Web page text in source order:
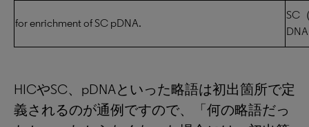
for enrichment of SC pDNA.
SC
HICやSC、pDNAといった略語は初出箇所で定
義されるのが通例ですので、「何の略語だっ